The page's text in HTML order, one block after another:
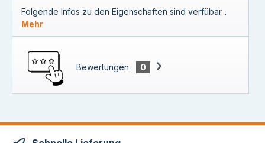
Folgende Infos zu den Eigenschaften sind verfübar...
Mehr
Bewertungen 0